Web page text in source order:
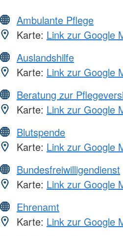
Ambulante Pflege
Karte: Link zur Google
Auslandshilfe
Karte: Link zur Google
Beratung zur
Karte: Link zur Google
Blutspende
Karte: Link zur Google
Bundesfreiwilligendienst
Karte: Link zur Google
Ehrenamt
Karte: Link zur Google